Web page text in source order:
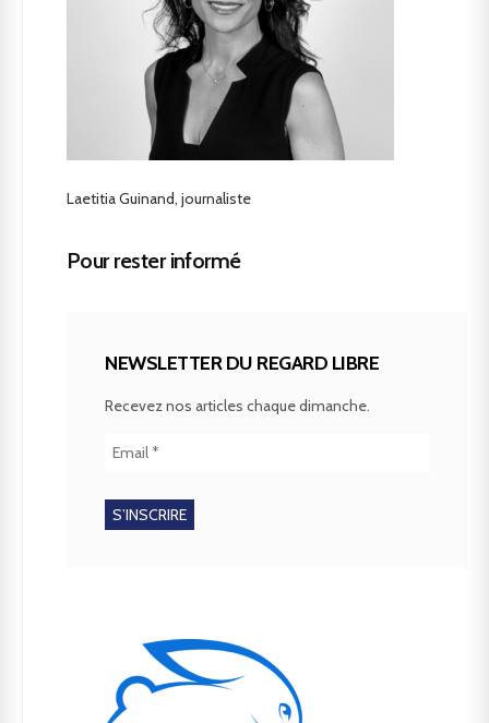
Laetitia Guinand, journaliste
Pour rester informé
NEWSLETTER DU REGARD LIBRE
Recevez nos articles chaque dimanche.